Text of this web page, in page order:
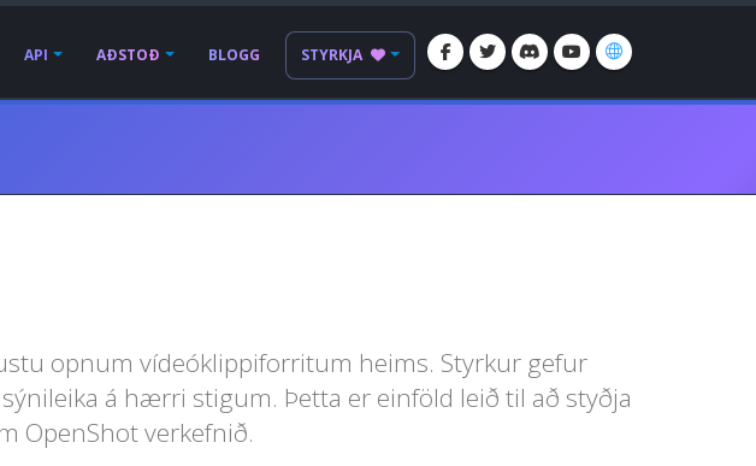
API AÐSTOÐ BLOGG STYRKJA
opnum vídeóklippiforritum heims. Styrkur gefur
á hærri stigum. Þetta er einföld leið til að styðja
OpenShot verkefnið.